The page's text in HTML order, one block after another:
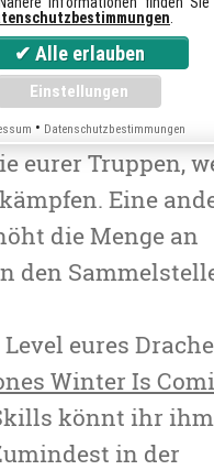
Skills
und
sowie die
eurer Truppen,
Eine
die Menge an
den
eures
Winter Is
könnt ihr ihm
in der
• Datenschutzbestimmungen